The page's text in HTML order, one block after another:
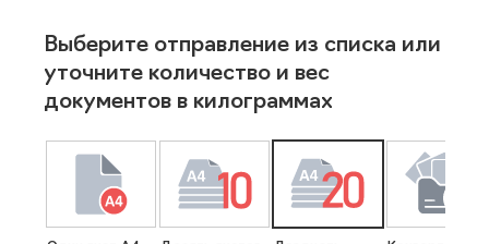
Выберите отправление из списка или
уточните количество и вес
документов в килограммах